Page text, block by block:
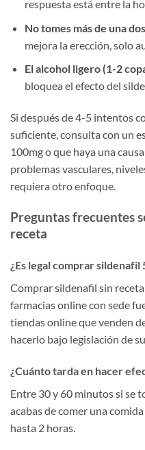
respuesta está entre la
No tomes más de una
mejora la erección, solo
El alcohol ligero (1-2
bloquea el efecto del
Si después de 4-5 intentos
suficiente, consulta con un
100mg o que haya una
problemas vasculares,
requiera otro enfoque.
Preguntas frecuentes
receta
¿Es legal comprar sildenafil
Comprar sildenafil sin
farmacias online con sede
tiendas online que venden
hacerlo bajo legislación de
¿Cuánto tarda en hacer
Entre 30 y 60 minutos si se
acabas de comer una
hasta 2 horas.